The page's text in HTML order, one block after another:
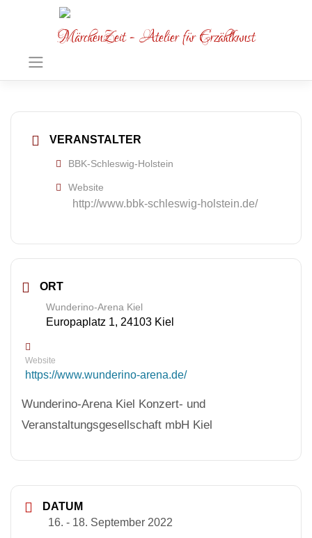
MärchenZeit - Atelier für Erzählkunst
VERANSTALTER
BBK-Schleswig-Holstein
Website
http://www.bbk-schleswig-holstein.de/
ORT
Wunderino-Arena Kiel
Europaplatz 1, 24103 Kiel
Website
https://www.wunderino-arena.de/
Wunderino-Arena Kiel Konzert- und
Veranstaltungsgesellschaft mbH Kiel
DATUM
16. - 18. September 2022